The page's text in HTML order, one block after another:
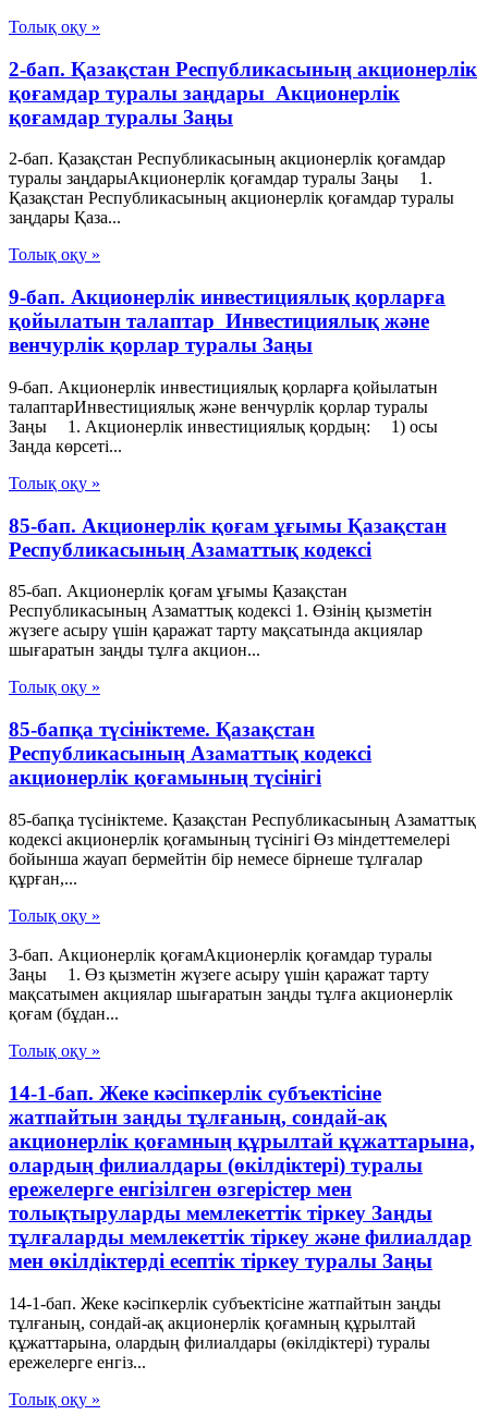
Толық оқу »
2-бап. Қазақстан Республикасының акционерлік
қоғамдар туралы заңдары Акционерлік
қоғамдар туралы Заңы
2-бап. Қазақстан Республикасының акционерлік қоғамдар
туралы заңдарыАкционерлік қоғамдар туралы Заңы 1.
Қазақстан Республикасының акционерлік қоғамдар туралы
заңдары Қаза...
Толық оқу »
9-бап. Акционерлiк инвестициялық қорларға
қойылатын талаптар Инвестициялық және
венчурлік қорлар туралы Заңы
9-бап. Акционерлiк инвестициялық қорларға қойылатын
талаптарИнвестициялық және венчурлік қорлар туралы
Заңы 1. Акционерлiк инвестициялық қордың: 1) осы
Заңда көрсетi...
Толық оқу »
85-бап. Акционерлiк қоғам ұғымы Қазақстан
Республикасының Азаматтық кодексi
85-бап. Акционерлiк қоғам ұғымы Қазақстан
Республикасының Азаматтық кодексi 1. Өзiнiң қызметiн
жүзеге асыру үшiн қаражат тарту мақсатында акциялар
шығаратын заңды тұлға акцион...
Толық оқу »
85-бапқа түсініктеме. Қазақстан
Республикасының Азаматтық кодексі
акционерлік қоғамының түсінігі
85-бапқа түсініктеме. Қазақстан Республикасының Азаматтық
кодексі акционерлік қоғамының түсінігі Өз міндеттемелері
бойынша жауап бермейтін бір немесе бірнеше тұлғалар
құрған,...
Толық оқу »
3-бап. Акционерлік қоғамАкционерлік қоғамдар туралы
Заңы 1. Өз қызметін жүзеге асыру үшін қаражат тарту
мақсатымен акциялар шығаратын заңды тұлға акционерлік
қоғам (бұдан...
Толық оқу »
14-1-бап. Жеке кәсіпкерлік субъектісіне
жатпайтын заңды тұлғаның, сондай-ақ
акционерлік қоғамның құрылтай құжаттарына,
олардың филиалдары (өкілдіктері) туралы
ережелерге енгізілген өзгерістер мен
толықтыруларды мемлекеттік тіркеу Заңды
тұлғаларды мемлекеттік тіркеу және филиалдар
мен өкілдіктерді есептік тіркеу туралы Заңы
14-1-бап. Жеке кәсіпкерлік субъектісіне жатпайтын заңды
тұлғаның, сондай-ақ акционерлік қоғамның құрылтай
құжаттарына, олардың филиалдары (өкілдіктері) туралы
ережелерге енгіз...
Толық оқу »